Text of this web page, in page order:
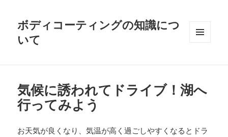
ボディコーティングの知識につ
いて
気候に誘われてドライブ！湖へ
行ってみよう
お天気が良くなり、気温が高く過ごしやすくなるとドラ